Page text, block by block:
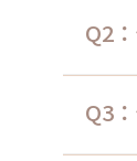
Q2
Q3